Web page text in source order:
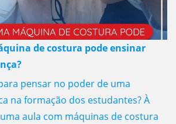
de costura pode ensinar
pensar no poder de uma
na formação dos estudantes? À
aula com máquinas de costura